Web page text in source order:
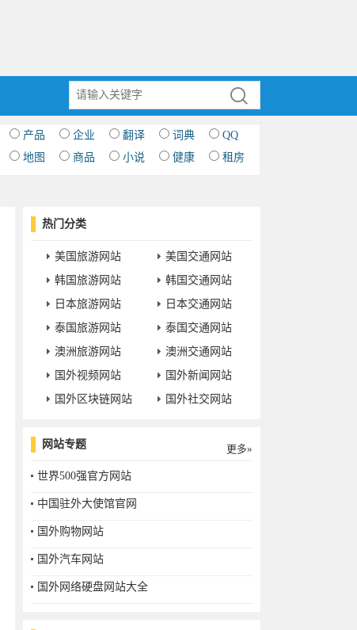
产品 企业 翻译 词典
QQ
地图 商品 小说 健康 租房
热门分类
美国旅游网站
美国交通网站
韩国旅游网站
韩国交通网站
日本旅游网站
日本交通网站
泰国旅游网站
泰国交通网站
澳洲旅游网站
澳洲交通网站
国外视频网站
国外新闻网站
国外区块链网站
国外社交网站
网站专题 更多»
世界500强官方网站
中国驻外大使馆官网
国外购物网站
国外汽车网站
国外网络硬盘网站大全